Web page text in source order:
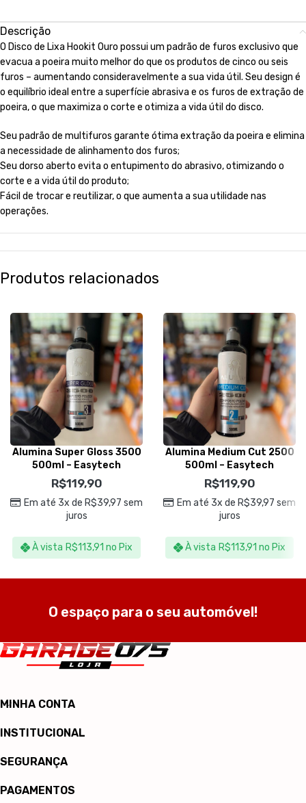
Descrição
O Disco de Lixa Hookit Ouro possui um padrão de furos exclusivo que
evacua a poeira muito melhor do que os produtos de cinco ou seis
furos – aumentando consideravelmente a sua vida útil. Seu design é
o equilíbrio ideal entre a superfície abrasiva e os furos de extração de
poeira, o que maximiza o corte e otimiza a vida útil do disco.
Seu padrão de multifuros garante ótima extração da poeira e elimina
a necessidade de alinhamento dos furos;
Seu dorso aberto evita o entupimento do abrasivo, otimizando o
corte e a vida útil do produto;
Fácil de trocar e reutilizar, o que aumenta a sua utilidade nas
operações.
Produtos relacionados
Alumina Super Gloss 3500
500ml – Easytech
R$119,90
Em até 3x de R$39,97 sem
juros
À vista R$113,91 no Pix
Alumina Medium Cut 2500
500ml – Easytech
R$119,90
Em até 3x de R$39,97 sem
juros
À vista R$113,91 no Pix
O espaço para o seu automóvel!
MINHA CONTA
INSTITUCIONAL
SEGURANÇA
PAGAMENTOS